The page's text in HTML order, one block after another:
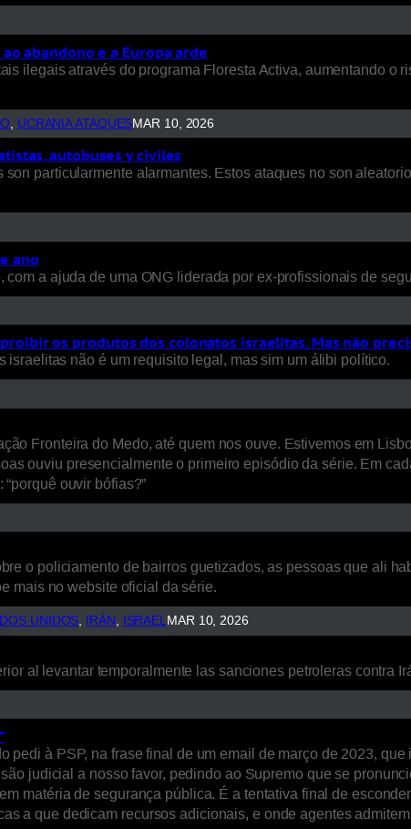
abandono e a Europa arde
ilegais através do programa Floresta Activa, aumentando o
UCRANIA ATAQUESMAR 10, 2026
autobuses y civiles
particularmente alarmantes. Estos ataques no son
ano
a ajuda de uma ONG liderada por ex-profissionais de
os produtos dos colonatos israelitas. Mas não
não é um requisito legal, mas sim um álibi político.
Fronteira do Medo, até quem nos ouve. Estivemos em
ouviu presencialmente o primeiro episódio da série. Em
ouvir bófias?”
o policiamento de bairros guetizados, as pessoas que ali
mais no website oficial da série.
UNIDOS, IRÁN , ISRAELMAR 10, 2026
al levantar temporalmente las sanciones petroleras contra
pedi à PSP, na frase final de um email de março de 2023,
judicial a nosso favor, pedindo ao Supremo que se
matéria de segurança pública. É a tentativa final de
a que dedicam recursos adicionais, e onde agentes